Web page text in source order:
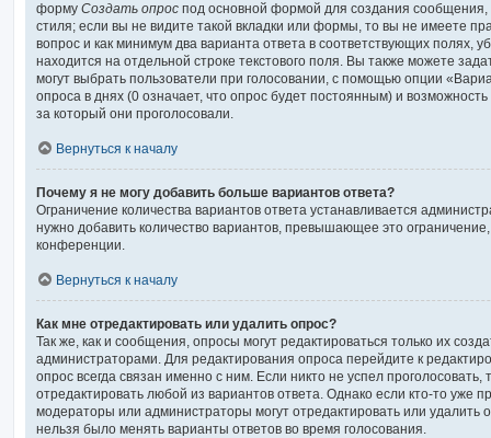
форму Создать опрос под основной формой для создания сообщения,
стиля; если вы не видите такой вкладки или формы, то вы не имеете
вопрос и как минимум два варианта ответа в соответствующих полях,
находится на отдельной строке текстового поля. Вы также можете
могут выбрать пользователи при голосовании, с помощью опции
опроса в днях (0 означает, что опрос будет постоянным) и
за который они проголосовали.
Вернуться к началу
Почему я не могу добавить больше вариантов ответа?
Ограничение количества вариантов ответа устанавливается
нужно добавить количество вариантов, превышающее это
конференции.
Вернуться к началу
Как мне отредактировать или удалить опрос?
Так же, как и сообщения, опросы могут редактироваться только их
администраторами. Для редактирования опроса перейдите к
опрос всегда связан именно с ним. Если никто не успел
отредактировать любой из вариантов ответа. Однако если кто-то уже
модераторы или администраторы могут отредактировать или удалить
нельзя было менять варианты ответов во время голосования.